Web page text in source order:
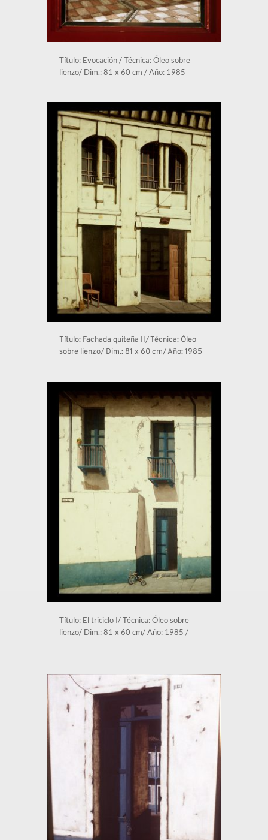
Título: Evocación / Técnica: Óleo sobre
lienzo/ Dim.: 81 x 60 cm / Año: 1985
Título: Fachada quiteña II/ Técnica: Óleo
sobre lienzo/ Dim.: 81 x 60 cm/ Año: 1985
Título: El triciclo I/ Técnica: Óleo sobre
lienzo/ Dim.: 81 x 60 cm/ Año: 1985 /